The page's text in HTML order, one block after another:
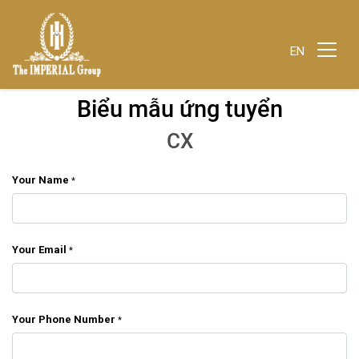
EN
Biểu mẫu ứng tuyển
CX
Your Name *
Your Email *
Your Phone Number *